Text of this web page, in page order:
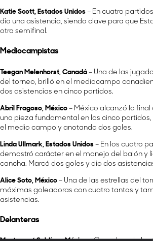
Katie Scott, Estados Unidos – En cuatro
dio una asistencia, siendo clave para que
otra semifinal.
Mediocampistas
Teegan Melenhorst, Canadá – Una de las
del torneo, brilló en el mediocampo
dos asistencias en cinco partidos.
Abril Fragoso, México – México alcanzó la
una pieza fundamental en los cinco
el medio campo y anotando dos goles.
Linda Ullmark, Estados Unidos – En los cuatro
demostró carácter en el manejo del balón y
cancha. Marcó dos goles y dio dos
Alice Soto, México – Una de las estrellas del
máximas goleadoras con cuatro tantos y
asistencias.
Delanteras